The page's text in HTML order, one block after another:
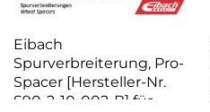
Eibach
Spurverbreiterung, Pro-
Spacer [Hersteller-Nr.
S90-2-10-002-B] für